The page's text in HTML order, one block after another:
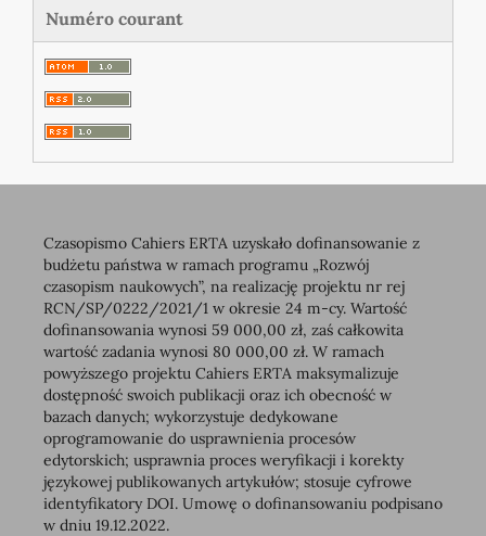
Numéro courant
Czasopismo Cahiers ERTA uzyskało dofinansowanie z
budżetu państwa w ramach programu „Rozwój
czasopism naukowych”, na realizację projektu nr rej
RCN/SP/0222/2021/1 w okresie 24 m-cy. Wartość
dofinansowania wynosi 59 000,00 zł, zaś całkowita
wartość zadania wynosi 80 000,00 zł. W ramach
powyższego projektu Cahiers ERTA maksymalizuje
dostępność swoich publikacji oraz ich obecność w
bazach danych; wykorzystuje dedykowane
oprogramowanie do usprawnienia procesów
edytorskich; usprawnia proces weryfikacji i korekty
językowej publikowanych artykułów; stosuje cyfrowe
identyfikatory DOI. Umowę o dofinansowaniu podpisano
w dniu 19.12.2022.